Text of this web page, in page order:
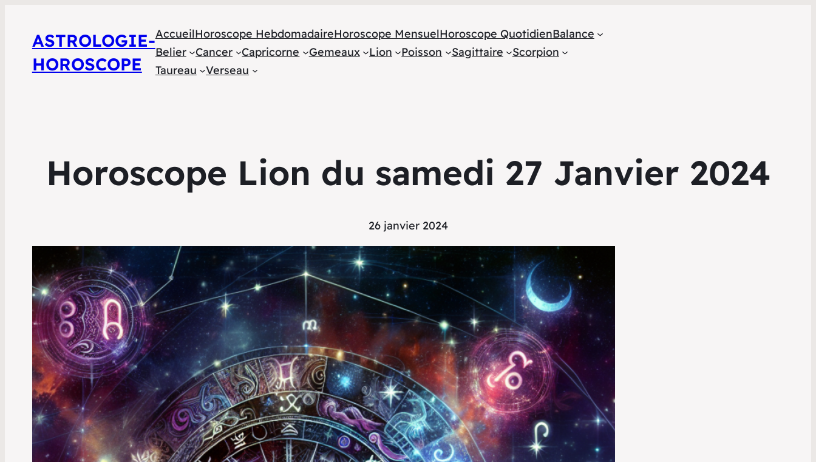
ASTROLOGIE-
HOROSCOPE
AccueilHoroscope HebdomadaireHoroscope MensuelHoroscope QuotidienBalance
Belier
Cancer Capricorne Gemeaux Lion Poisson Sagittaire
Scorpion
Taureau
Verseau
Horoscope Lion du samedi 27 Janvier 2024
26 janvier 2024